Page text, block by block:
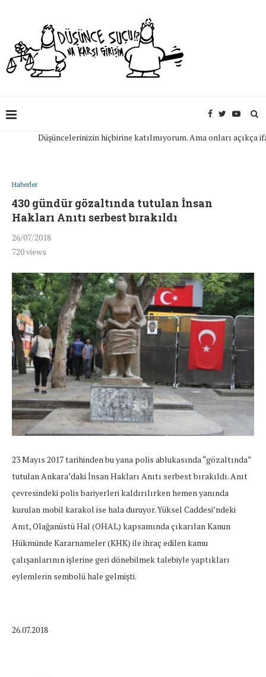
Düşüncelerinizin hiçbirine katılmıyorum. Ama onları açıkça ifade
Haberler
430 gündür gözaltında tutulan İnsan
Hakları Anıtı serbest bırakıldı
26/07/2018
720views
23 Mayıs 2017 tarihinden bu yana polis ablukasında “gözaltında”
tutulan Ankara’daki İnsan Hakları Anıtı serbest bırakıldı. Anıt
çevresindeki polis bariyerleri kaldırılırken hemen yanında
kurulan mobil karakol ise hala duruyor. Yüksel Caddesi’ndeki
Anıt, Olağanüstü Hal (OHAL) kapsamında çıkarılan Kanun
Hükmünde Kararnameler (KHK) ile ihraç edilen kamu
çalışanlarının işlerine geri dönebilmek talebiyle yaptıkları
eylemlerin sembolü hale gelmişti.
26.07.2018